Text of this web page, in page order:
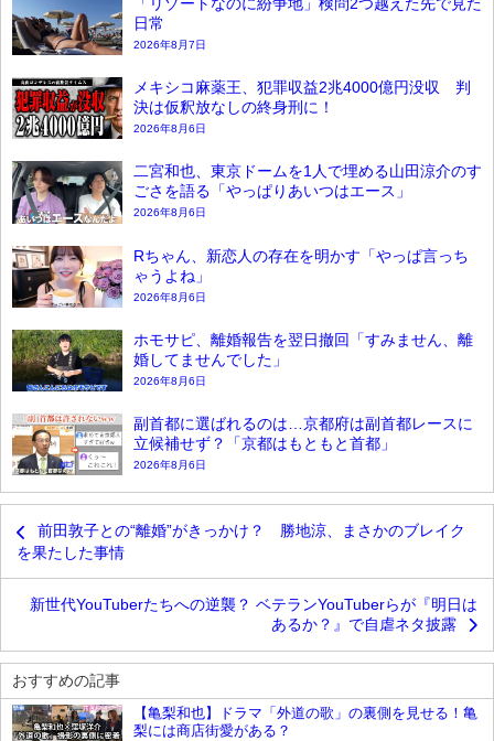
日常
2026年8月7日
メキシコ麻薬王、犯罪収益2兆4000億円没収 判
決は仮釈放なしの終身刑に！
2026年8月6日
二宮和也、東京ドームを1人で埋める山田涼介のす
ごさを語る「やっぱりあいつはエース」
2026年8月6日
Rちゃん、新恋人の存在を明かす「やっぱ言っち
ゃうよね」
2026年8月6日
ホモサピ、離婚報告を翌日撤回「すみません、離
婚してませんでした」
2026年8月6日
副首都に選ばれるのは…京都府は副首都レースに
立候補せず？「京都はもともと首都」
2026年8月6日
前田敦子との“離婚”がきっかけ？ 勝地涼、まさかのブレイク
を果たした事情
新世代YouTuberたちへの逆襲？ ベテランYouTuberらが『明日は
あるか？』で自虐ネタ披露
おすすめの記事
【亀梨和也】ドラマ「外道の歌」の裏側を見せる！亀
梨には商店街愛がある？